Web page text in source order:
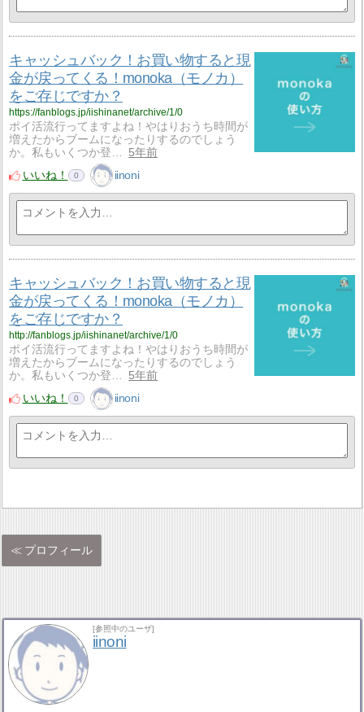
キャッシュバック！お買い物すると現
金が戻ってくる！monoka（モノカ）
をご存じですか？
https://fanblogs.jp/iishinanet/archive/1/0
ポイ活流行ってますよね！やはりおうち時間が
増えたからブームになったりするのでしょう
か。私もいくつか登…
5年前
いいね！
0 iinoni
キャッシュバック！お買い物すると現
金が戻ってくる！monoka（モノカ）
をご存じですか？
http://fanblogs.jp/iishinanet/archive/1/0
ポイ活流行ってますよね！やはりおうち時間が
増えたからブームになったりするのでしょう
か。私もいくつか登…
5年前
いいね！
0 iinoni
プロフィール
[参照中のユーザ]
iinoni